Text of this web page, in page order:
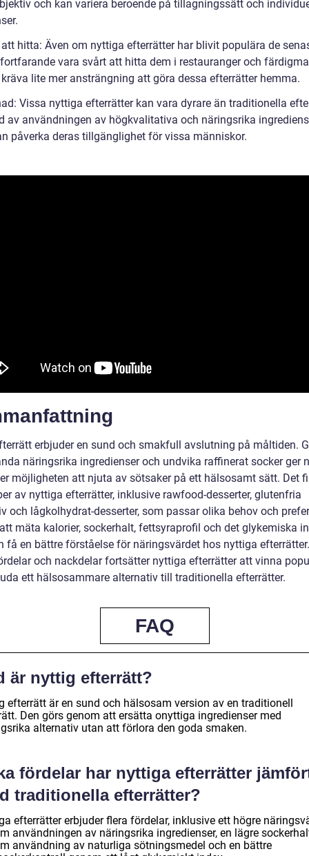
och kan variera beroende på tillagningssätt och
hitta: Även om nyttiga efterrätter har blivit populära de
vara svårt att hitta dem i restauranger och
lite mer ansträngning att göra dessa efterrätter hemma.
Vissa nyttiga efterrätter kan vara dyrare än traditionella
av användningen av högkvalitativa och näringsrika
påverka deras tillgänglighet för vissa människor.
erbjuder en sund och smakfull avslutning på måltiden.
näringsrika ingredienser och undvika raffinerat socker ger
möjligheten att njuta av sötsaker på ett hälsosamt sätt. Det
av nyttiga efterrätter, inklusive rawfood-desserter, glutenfria
och lågkolhydrat-desserter, som passar olika behov och
mäta kalorier, sockerhalt, fettsyraprofil och det glykemiska
få en bättre förståelse för näringsvärdet hos nyttiga
och nackdelar fortsätter nyttiga efterrätter att vinna
ett hälsosammare alternativ till traditionella efterrätter.
FAQ
är nyttig efterrätt?
efterrätt är en sund och hälsosam version av en traditionell
Den görs genom att ersätta onyttiga ingredienser med
alternativ utan att förlora den goda smaken.
fördelar har nyttiga efterrätter
traditionella efterrätter?
efterrätter erbjuder flera fördelar, inklusive ett högre
användningen av näringsrika ingredienser, en lägre
användning av naturliga sötningsmedel och en bättre